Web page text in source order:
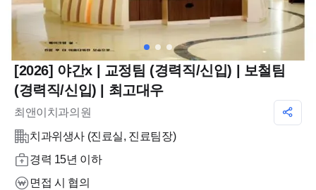
[2026] 야간x | 교정팀 (경력직/신입) | 보철팀
(경력직/신입) | 최고대우
최앤이치과의원
치과위생사 (진료실, 진료팀장)
경력 15년 이하
면접 시 협의